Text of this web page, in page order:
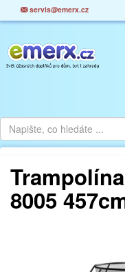
servis@emerx.cz
8005